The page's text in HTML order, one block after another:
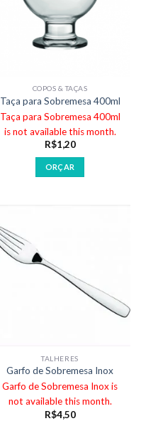
COPOS & TAÇAS
Taça para Sobremesa 400ml
Taça para Sobremesa 400ml
is not available this month.
R$1,20
ORÇAR
TALHERES
Garfo de Sobremesa Inox
Garfo de Sobremesa Inox is
not available this month.
R$4,50